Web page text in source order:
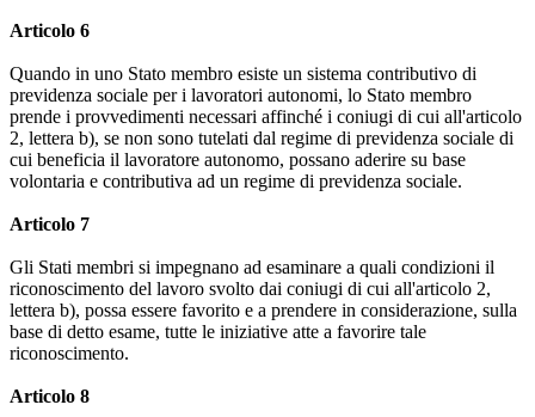
Articolo 6
Quando in uno Stato membro esiste un sistema contributivo di
previdenza sociale per i lavoratori autonomi, lo Stato membro
prende i provvedimenti necessari affinché i coniugi di cui all'articolo
2, lettera b), se non sono tutelati dal regime di previdenza sociale di
cui beneficia il lavoratore autonomo, possano aderire su base
volontaria e contributiva ad un regime di previdenza sociale.
Articolo 7
Gli Stati membri si impegnano ad esaminare a quali condizioni il
riconoscimento del lavoro svolto dai coniugi di cui all'articolo 2,
lettera b), possa essere favorito e a prendere in considerazione, sulla
base di detto esame, tutte le iniziative atte a favorire tale
riconoscimento.
Articolo 8